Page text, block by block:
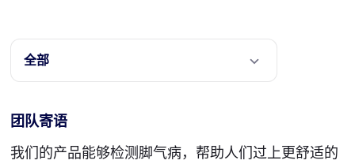
学院
校园生活
关于我们
全部
团队寄语
我们的产品能够检测脚气病，帮助人们过上更舒适的